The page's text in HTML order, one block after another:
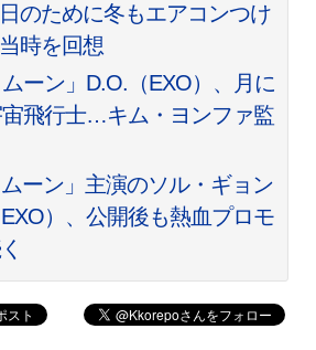
のために冬もエアコンつけ
時を回想
ーン」D.O.（EXO）、月に
飛行士…キム・ヨンファ監
ーン」主演のソル・ギョン
）、公開後も熱血プロモ